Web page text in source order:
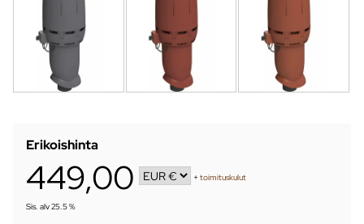
Erikoishinta
449,00 +toimituskulut
Sis. alv 25.5 %